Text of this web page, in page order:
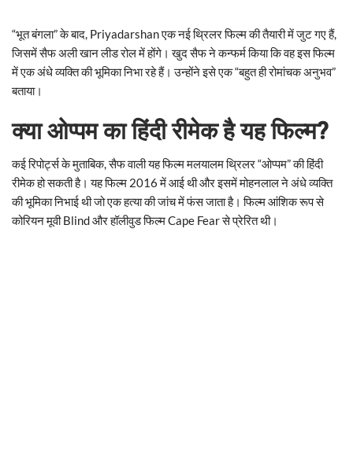
“भूत बंगला” के बाद, Priyadarshan एक नई थ्रिलर फिल्म की तैयारी में जुट गए हैं,
जिसमें सैफ अली खान लीड रोल में होंगे। खुद सैफ ने कन्फर्म किया कि वह इस फिल्म
में एक अंधे व्यक्ति की भूमिका निभा रहे हैं। उन्होंने इसे एक “बहुत ही रोमांचक अनुभव”
बताया।
क्या ओप्पम का हिंदी रीमेक है यह फिल्म?
कई रिपोर्ट्स के मुताबिक, सैफ वाली यह फिल्म मलयालम थ्रिलर “ओप्पम” की हिंदी
रीमेक हो सकती है। यह फिल्म 2016 में आई थी और इसमें मोहनलाल ने अंधे व्यक्ति
की भूमिका निभाई थी जो एक हत्या की जांच में फंस जाता है। फिल्म आंशिक रूप से
कोरियन मूवी Blind और हॉलीवुड फिल्म Cape Fear से प्रेरित थी।